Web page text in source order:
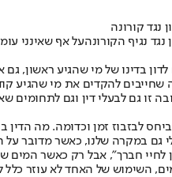
נגד קורונה
נגד נגיף הקורונהעל אף שאינני
בדינו של מי שהגיע ראשון,
להקדים את מי שהגיע
זו גם לבעלי דין וגם לתחומים
לבזבוז זמן וכדומה. מה
גם במקרה שלנו, כאשר מדובר
לחיי חברך", אבל רק כאשר המים
השימוש של האחד לא עוזר כלל